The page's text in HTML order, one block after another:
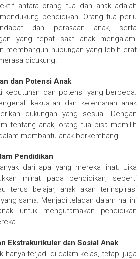
antara orang tua dan anak adalah
pendidikan. Orang tua perlu
dan perasaan anak, serta
yang tepat saat anak mengalami
membangun hubungan yang lebih erat
didukung.
dan Potensi Anak
kebutuhan dan potensi yang berbeda.
kekuatan dan kelemahan anak
dukungan yang sesuai. Dengan
tentang anak, orang tua bisa memilih
membantu anak berkembang.
Pendidikan
dari apa yang mereka lihat. Jika
minat pada pendidikan, seperti
terus belajar, anak akan terinspirasi
sama. Menjadi teladan dalam hal ini
untuk mengutamakan pendidikan
Ekstrakurikuler dan Sosial Anak
hanya terjadi di dalam kelas, tetapi juga